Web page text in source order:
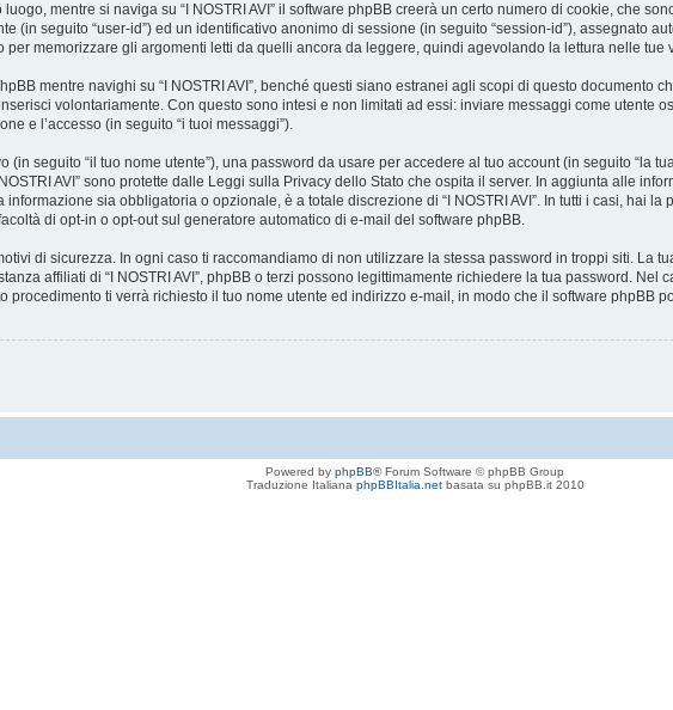
mentre si naviga su “I NOSTRI AVI” il software phpBB creerà un certo numero di cookie, che
(in seguito “user-id”) ed un identificativo anonimo di sessione (in seguito “session-id”), assegnato
per memorizzare gli argomenti letti da quelli ancora da leggere, quindi agevolando la lettura nelle tue
mentre navighi su “I NOSTRI AVI”, benché questi siano estranei agli scopi di questo documento
volontariamente. Con questo sono intesi e non limitati ad essi: inviare messaggi come utente
e l’accesso (in seguito “i tuoi messaggi”).
(in seguito “il tuo nome utente”), una password da usare per accedere al tuo account (in seguito “la
AVI” sono protette dalle Leggi sulla Privacy dello Stato che ospita il server. In aggiunta alle
informazione sia obbligatoria o opzionale, è a totale discrezione di “I NOSTRI AVI”. In tutti i casi, hai
di opt-in o opt-out sul generatore automatico di e-mail del software phpBB.
di sicurezza. In ogni caso ti raccomandiamo di non utilizzare la stessa password in troppi siti. La
affiliati di “I NOSTRI AVI”, phpBB o terzi possono legittimamente richiedere la tua password.
procedimento ti verrà richiesto il tuo nome utente ed indirizzo e-mail, in modo che il software phpBB
Powered by phpBB® Forum Software © phpBB Group
Traduzione Italiana phpBBItalia.netbasata su phpBB.it 2010